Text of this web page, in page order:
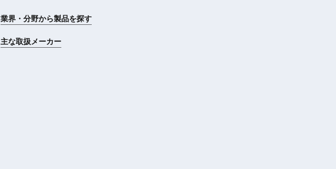
業界・分野から製品を探す
主な取扱メーカー